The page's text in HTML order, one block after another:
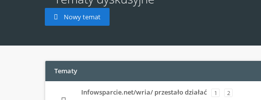
Nowy temat
Tematy
Infowsparcie.net/wria/ przestało działać 1 2